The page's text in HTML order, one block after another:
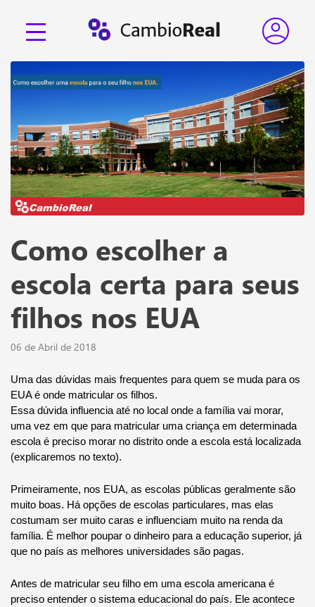
Como escolher a
escola certa para seus
filhos nos EUA
06 de Abril de 2018
Uma das dúvidas mais frequentes para quem se muda para os
EUA é onde matricular os filhos.
Essa dúvida influencia até no local onde a família vai morar,
uma vez em que para matricular uma criança em determinada
escola é preciso morar no distrito onde a escola está localizada
(explicaremos no texto).
Primeiramente, nos EUA, as escolas públicas geralmente são
muito boas. Há opções de escolas particulares, mas elas
costumam ser muito caras e influenciam muito na renda da
família. É melhor poupar o dinheiro para a educação superior, já
que no país as melhores universidades são pagas.
Antes de matricular seu filho em uma escola americana é
preciso entender o sistema educacional do país. Ele acontece